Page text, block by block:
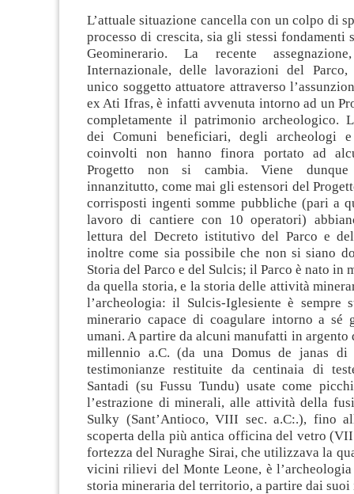
L’attuale situazione cancella con un colpo di
processo di crescita, sia gli stessi fondamenti
Geominerario. La recente
Internazionale, delle lavorazioni del
unico soggetto attuatore attraverso
ex Ati Ifras, è infatti avvenuta intorno ad un
completamente il patrimonio archeologico.
dei Comuni beneficiari, degli archeologi
coinvolti non hanno finora portato ad
Progetto non si cambia. Viene
innanzitutto, come mai gli estensori del
corrisposti ingenti somme pubbliche (pari a
lavoro di cantiere con 10 operatori)
lettura del Decreto istitutivo del Parco e
inoltre come sia possibile che non si siano
Storia del Parco e del Sulcis; il Parco è nato in
da quella storia, e la storia delle attività
l’archeologia: il Sulcis-Iglesiente è sempre
minerario capace di coagulare intorno a sé
umani. A partire da alcuni manufatti in
millennio a.C. (da una Domus de janas di
testimonianze restituite da centinaia di
Santadi (su Fussu Tundu) usate come
l’estrazione di minerali, alle attività della
Sulky (Sant’Antioco, VIII sec. a.C:.), fino
scoperta della più antica officina del vetro (VII
fortezza del Nuraghe Sirai, che utilizzava la
vicini rilievi del Monte Leone, è l’archeologia
storia mineraria del territorio, a partire dai